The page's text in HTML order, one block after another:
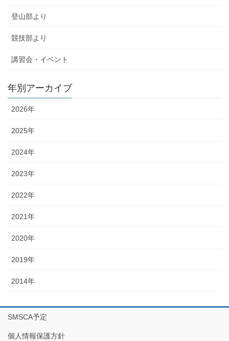
登山部より
競技部より
講習会・イベント
年別アーカイブ
2026年
2025年
2024年
2023年
2022年
2021年
2020年
2019年
2014年
SMSCA予定
個人情報保護方針